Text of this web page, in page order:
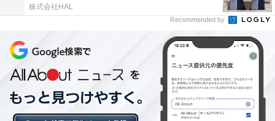
発売日
価格
税込300円
ラインアップ
株式会社HAL
Recommended by